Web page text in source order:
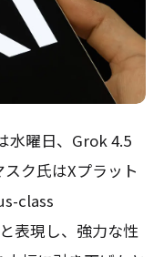
水曜日、Grok 4.5
ク氏はXプラット
class
表現し、強力な性